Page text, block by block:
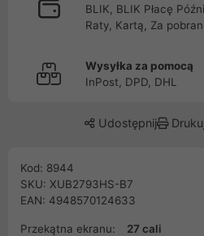
BLIK, BLIK Płacę
Raty, Kartą, Za
Wysyłka za pomocą
InPost, DPD, DHL
Udostępnij Drukuj
Kod: 8944
SKU: XUB2793HS-B7
EAN: 4948570124633
Przekątna ekranu:
27 cali